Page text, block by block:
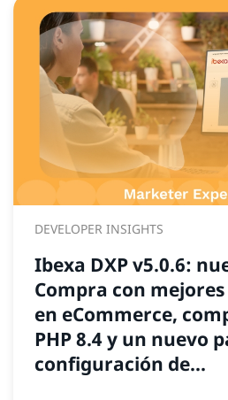
DEVELOPER INSIGHTS
Ibexa DXP v5.0.6:
Compra con
en eCommerce,
PHP 8.4 y un nuevo
configuración de...